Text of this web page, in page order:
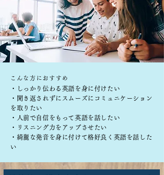
こんな方におすすめ
・しっかり伝わる英語を身に付けたい
・聞き返されずにスムーズにコミュニケーション
を取りたい
・人前で自信をもって英語を話したい
・リスニング力をアップさせたい
・綺麗な発音を身に付けて格好良く英語を話した
い